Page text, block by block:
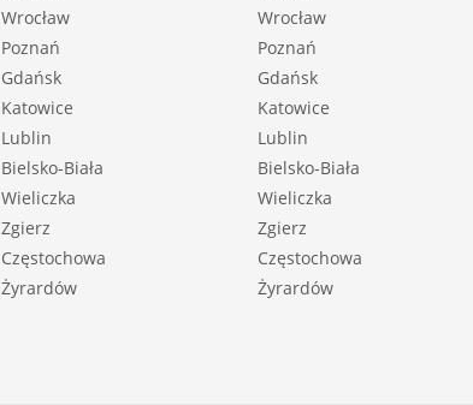
Wrocław
Poznań
Gdańsk
Katowice
Lublin
Bielsko-Biała
Wieliczka
Zgierz
Częstochowa
Żyrardów
Wrocław
Poznań
Gdańsk
Katowice
Lublin
Bielsko-Biała
Wieliczka
Zgierz
Częstochowa
Żyrardów